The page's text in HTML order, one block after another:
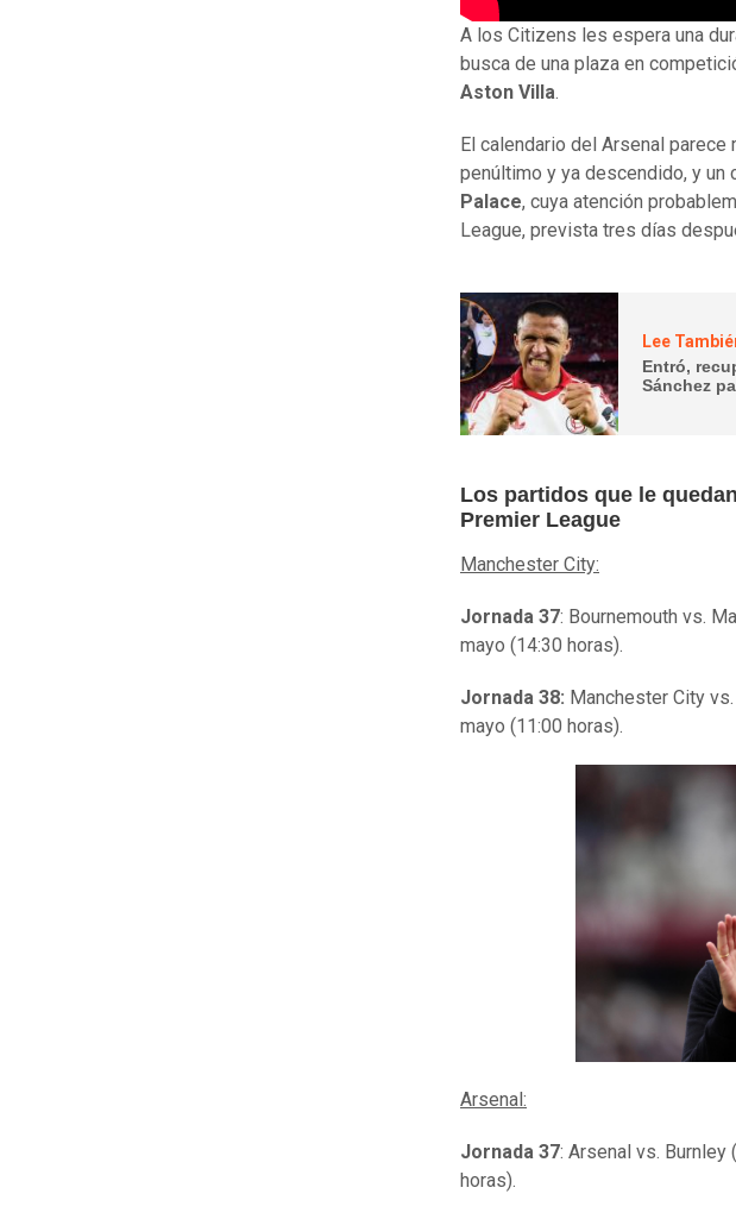
A los Citizens les espera una
busca de una plaza en
Aston Villa.
El calendario del Arsenal
penúltimo y ya descendido, y
Palace, cuya atención
League, prevista tres días
Lee
Entró,
Sánchez
Los partidos que le
Premier League
Manchester City:
Jornada 37: Bournemouth vs.
mayo (14:30 horas).
Jornada 38: Manchester City
mayo (11:00 horas).
Arsenal:
Jornada 37: Arsenal vs. Burnley
horas).